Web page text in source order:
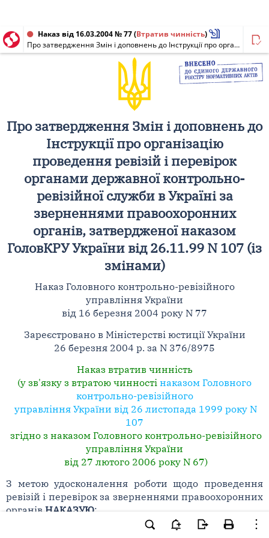
Наказ від 16.03.2004 № 77(Втратив чинність)
Про затвердження Змін і доповнень до Інструкції про організацію проведення ревізій і перевірок органами державної контрольно-ревізійної служби в Україні за зверненнями правоохоронних органів, затвердженої наказом ГоловКРУ України від 26.11.99 N 107 (із змінами)